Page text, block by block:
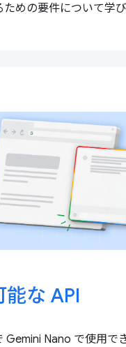
めの要件について学び
な API
Gemini Nano で使用で